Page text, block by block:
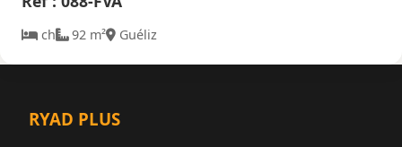
ch 92 m² Guéliz
RYAD PLUS